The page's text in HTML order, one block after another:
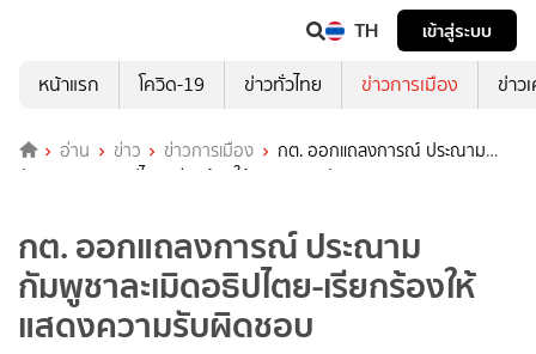
TH
เข้าสู่ระบบ
หน้าแรก
โควิด-19 ข่าวทั่วไทย ข่าวการเมือง ข่าว
อ่าน ข่าว ข่าวการเมือง
กต. ออกแถลงการณ์ ประณาม
กัมพูชาละเมิดอธิปไตย-เรียกร้องให้แสดงความรับผิดชอบ
กต. ออกแถลงการณ์ ประณาม
กัมพูชาละเมิดอธิปไตย-เรียกร้องให้
แสดงความรับผิดชอบ